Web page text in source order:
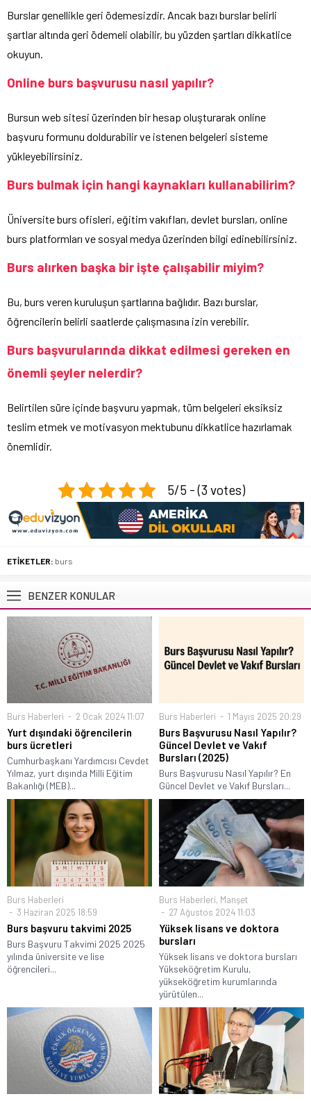
Burslar genellikle geri ödemesizdir. Ancak bazı burslar belirli
şartlar altında geri ödemeli olabilir, bu yüzden şartları dikkatlice
okuyun.
Online burs başvurusu nasıl yapılır?
Bursun web sitesi üzerinden bir hesap oluşturarak online
başvuru formunu doldurabilir ve istenen belgeleri sisteme
yükleyebilirsiniz.
Burs bulmak için hangi kaynakları kullanabilirim?
Üniversite burs ofisleri, eğitim vakıfları, devlet bursları, online
burs platformları ve sosyal medya üzerinden bilgi edinebilirsiniz.
Burs alırken başka bir işte çalışabilir miyim?
Bu, burs veren kuruluşun şartlarına bağlıdır. Bazı burslar,
öğrencilerin belirli saatlerde çalışmasına izin verebilir.
Burs başvurularında dikkat edilmesi gereken en
önemli şeyler nelerdir?
Belirtilen süre içinde başvuru yapmak, tüm belgeleri eksiksiz
teslim etmek ve motivasyon mektubunu dikkatlice hazırlamak
önemlidir.
5/5 - (3 votes)
ETİKETLER: burs
BENZER KONULAR
Burs Haberleri 2 Ocak 2024 11:07
Yurt dışındaki öğrencilerin
burs ücretleri
Cumhurbaşkanı Yardımcısı Cevdet
Yılmaz, yurt dışında Milli Eğitim
Bakanlığı (MEB)...
Burs Haberleri 1 Mayıs 2025 20:29
Burs Başvurusu Nasıl Yapılır?
Güncel Devlet ve Vakıf
Bursları (2025)
Burs Başvurusu Nasıl Yapılır? En
Güncel Devlet ve Vakıf Bursları...
Burs Haberleri
3 Haziran 2025 18:59
Burs başvuru takvimi 2025
Burs Başvuru Takvimi 2025 2025
yılında üniversite ve lise
öğrencileri...
Burs Haberleri, Manşet
27 Ağustos 2024 11:03
Yüksek lisans ve doktora
bursları
Yüksek lisans ve doktora bursları
Yükseköğretim Kurulu,
yükseköğretim kurumlarında
yürütülen...